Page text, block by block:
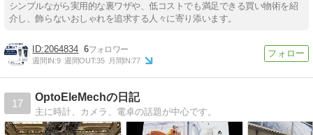
シンプルながら実用的な裏ワザや、低コストでも満足できる買い物術を紹
介し、飾らないおしゃれを追求する人々に寄り添います。
2064834 6
週間IN:9 週間OUT:35 月間IN:77
17
OptoEleMechの日記
主に時計、カメラ、電卓の話題が中心です。